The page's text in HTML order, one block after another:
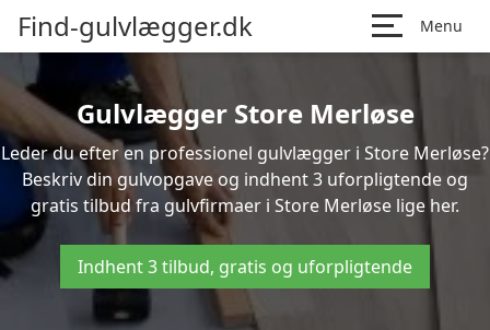
Find-gulvlægger.dk Menu
Gulvlægger Store Merløse
Leder du efter en professionel gulvlægger i Store Merløse?
Beskriv din gulvopgave og indhent 3 uforpligtende og
gratis tilbud fra gulvfirmaer i Store Merløse lige her.
Indhent 3 tilbud, gratis og uforpligtende